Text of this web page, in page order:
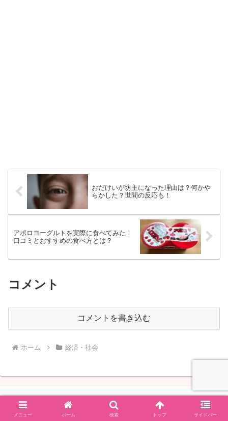
おだけいが坊主になった理由は？何かや
らかした？世間の反応も！
アポロヨーグルトを実際に食べてみた！
口コミとおすすめの食べ方とは？
コメント
コメントを書き込む
ホーム 経済・社会
※当ページには広告が含まれています。
メニュー ホーム 検索 トップ サイドバー